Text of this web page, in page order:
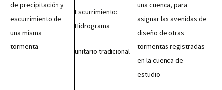
de precipitación y
escurrimiento de
una misma
tormenta
Escurrimiento:
Hidrograma
unitario tradicional
una cuenca, para
asignar las avenidas de
diseño de otras
tormentas registradas
en la cuenca de
estudio